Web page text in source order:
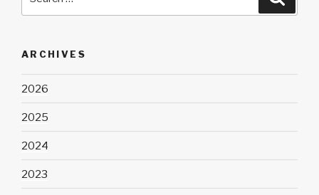
ARCHIVES
2026
2025
2024
2023